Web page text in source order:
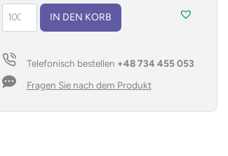
Nahtloses
Schlüsselband
Schnappverschluss
und
Sicherheitsverschluss
Krokodilhaken
IN DEN KORB
Telefonisch bestellen +48 734 455 053
Fragen Sie nach dem Produkt